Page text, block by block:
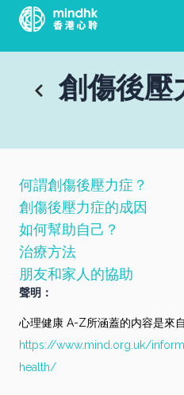
主
創傷後壓
何謂創傷後壓力症？
創傷後壓力症的成因
如何幫助自己？
治療方法
朋友和家人的協助
聲明：
心理健康 A-Z所涵蓋的内容是來
https://www.mind.org.uk/
health/